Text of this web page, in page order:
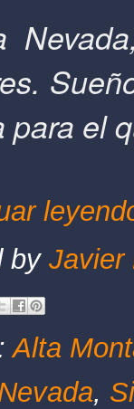
para el
by Javier
Alta
,